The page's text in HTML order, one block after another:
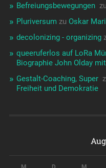
Befreiungsbewegungen ️‍ zu
Pluriversum zu Oskar
decolonizing - organizing
queeruferlos auf LoRa
Biographie John Olday
Gestalt-Coaching, Super ️‍
Freiheit und Demokratie